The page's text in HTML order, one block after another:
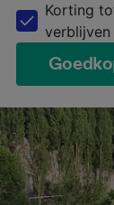
Korting
verblijven